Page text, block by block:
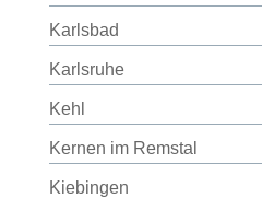
Karlsbad
Karlsruhe
Kehl
Kernen im Remstal
Kiebingen